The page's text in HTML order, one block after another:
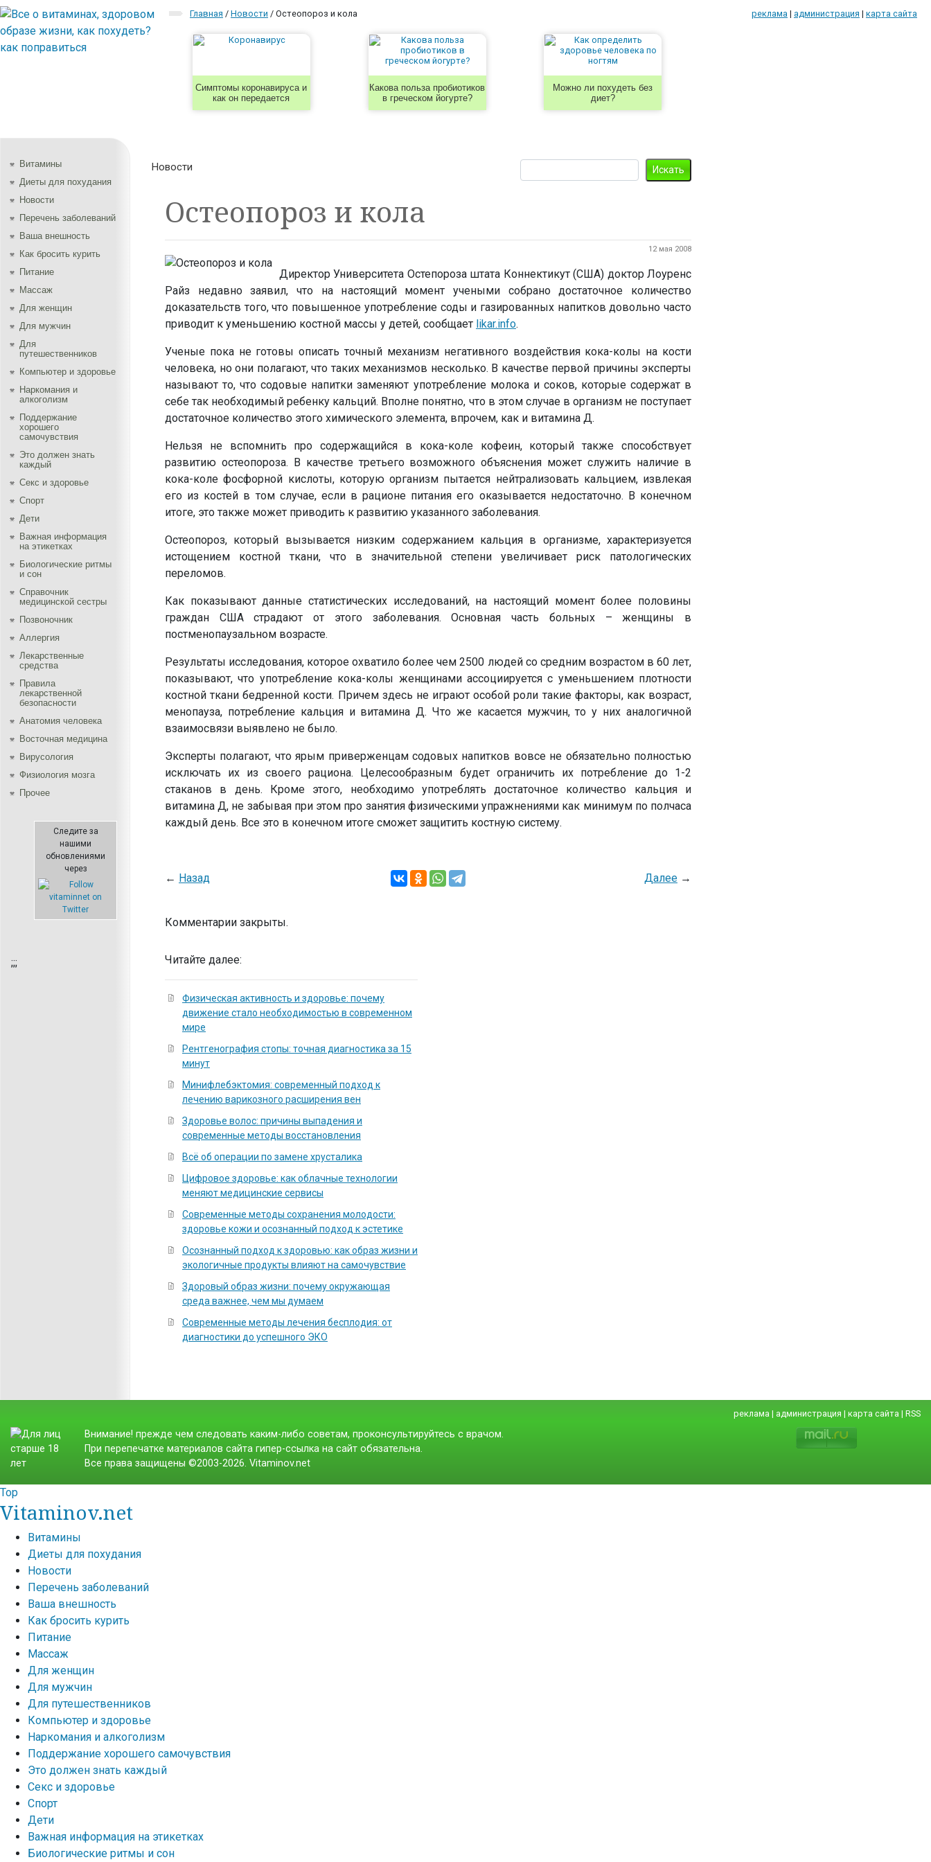
Главная / Новости / Остеопороз и кола реклама | администрация | карта сайта
Симптомы коронавируса и
как он передается
Какова польза пробиотиков
в греческом йогурте?
Можно ли похудеть без
диет?
Витамины
Диеты для похудания
Новости
Перечень заболеваний
Ваша внешность
Как бросить курить
Питание
Массаж
Для женщин
Для мужчин
Для
путешественников
Компьютер и здоровье
Наркомания и
алкоголизм
Поддержание
хорошего
самочувствия
Это должен знать
каждый
Секс и здоровье
Спорт
Дети
Важная информация
на этикетках
Биологические ритмы
и сон
Справочник
медицинской сестры
Позвоночник
Аллергия
Лекарственные
средства
Правила
лекарственной
безопасности
Aнатомия человека
Восточная медицина
Вирусология
Физиология мозга
Прочее
Следите за
нашими
обновлениями
через
;;;
Новости
Остеопороз и кола
12 мая 2008
Директор Университета Остепороза штата Коннектикут (США) доктор Лоуренс
Райз недавно заявил, что на настоящий момент учеными собрано достаточное количество
доказательств того, что повышенное употребление соды и газированных напитков довольно часто
приводит к уменьшению костной массы у детей, сообщает likar.info.
Ученые пока не готовы описать точный механизм негативного воздействия кока-колы на кости
человека, но они полагают, что таких механизмов несколько. В качестве первой причины эксперты
называют то, что содовые напитки заменяют употребление молока и соков, которые содержат в
себе так необходимый ребенку кальций. Вполне понятно, что в этом случае в организм не поступает
достаточное количество этого химического элемента, впрочем, как и витамина Д.
Нельзя не вспомнить про содержащийся в кока-коле кофеин, который также способствует
развитию остеопороза. В качестве третьего возможного объяснения может служить наличие в
кока-коле фосфорной кислоты, которую организм пытается нейтрализовать кальцием, извлекая
его из костей в том случае, если в рационе питания его оказывается недостаточно. В конечном
итоге, это также может приводить к развитию указанного заболевания.
Остеопороз, который вызывается низким содержанием кальция в организме, характеризуется
истощением костной ткани, что в значительной степени увеличивает риск патологических
переломов.
Как показывают данные статистических исследований, на настоящий момент более половины
граждан США страдают от этого заболевания. Основная часть больных – женщины в
постменопаузальном возрасте.
Результаты исследования, которое охватило более чем 2500 людей со средним возрастом в 60 лет,
показывают, что употребление кока-колы женщинами ассоциируется с уменьшением плотности
костной ткани бедренной кости. Причем здесь не играют особой роли такие факторы, как возраст,
менопауза, потребление кальция и витамина Д. Что же касается мужчин, то у них аналогичной
взаимосвязи выявлено не было.
Эксперты полагают, что ярым приверженцам содовых напитков вовсе не обязательно полностью
исключать их из своего рациона. Целесообразным будет ограничить их потребление до 1-2
стаканов в день. Кроме этого, необходимо употреблять достаточное количество кальция и
витамина Д, не забывая при этом про занятия физическими упражнениями как минимум по полчаса
каждый день. Все это в конечном итоге сможет защитить костную систему.
← Назад Далее→
Комментарии закрыты.
Читайте далее:
Физическая активность и здоровье: почему
движение стало необходимостью в современном
мире
Рентгенография стопы: точная диагностика за 15
минут
Минифлебэктомия: современный подход к
лечению варикозного расширения вен
Здоровье волос: причины выпадения и
современные методы восстановления
Всё об операции по замене хрусталика
Цифровое здоровье: как облачные технологии
меняют медицинские сервисы
Современные методы сохранения молодости:
здоровье кожи и осознанный подход к эстетике
Осознанный подход к здоровью: как образ жизни и
экологичные продукты влияют на самочувствие
Здоровый образ жизни: почему окружающая
среда важнее, чем мы думаем
Современные методы лечения бесплодия: от
диагностики до успешного ЭКО
реклама | администрация | карта сайта | RSS
Внимание! прежде чем следовать каким-либо советам, проконсультируйтесь с врачом.
При перепечатке материалов сайта гипер-ссылка на сайт обязательна.
Все права защищены ©2003-2026. Vitaminov.net
Top
Vitaminov.net
Витамины
Диеты для похудания
Новости
Перечень заболеваний
Ваша внешность
Как бросить курить
Питание
Массаж
Для женщин
Для мужчин
Для путешественников
Компьютер и здоровье
Наркомания и алкоголизм
Поддержание хорошего самочувствия
Это должен знать каждый
Секс и здоровье
Спорт
Дети
Важная информация на этикетках
Биологические ритмы и сон